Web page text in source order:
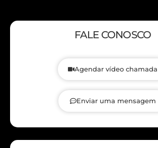
FALE CONOSCO
Agendar vídeo chamada
Enviar uma mensagem